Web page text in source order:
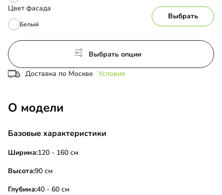
Цвет фасада
Белый
Выбрать
Выбрать опции
Доставка по Москве Условия
О модели
Базовые характеристики
Ширина:120 - 160 см
Высота:90 см
Глубина:40 - 60 см